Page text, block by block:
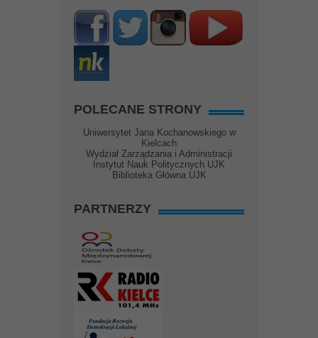
POLECANE STRONY
Uniwersytet Jana Kochanowskiego w
Kielcach
Wydział Zarządzania i Administracji
Instytut Nauk Politycznych UJK
Biblioteka Główna UJK
PARTNERZY